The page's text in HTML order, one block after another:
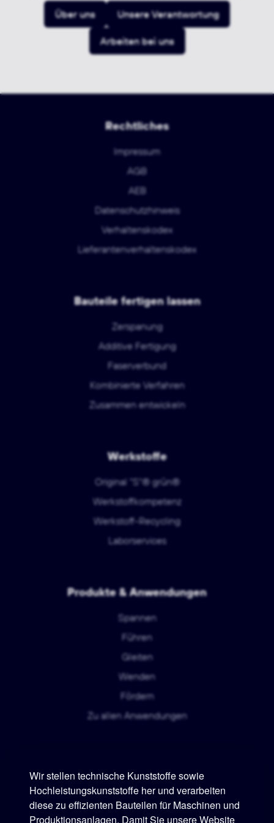
Wir stellen technische Kunststoffe sowie
Hochleistungskunststoffe her und verarbeiten
diese zu effizienten Bauteilen für Maschinen und
Produktionsanlagen. Damit Sie unsere Website
Über uns
Unsere Verantwortung
Arbeiten bei uns
Rechtliches
Impressum
AGB
AEB
Datenschutzhinweis
Verhaltenskodex
Lieferantenverhaltenskodex
Bauteile fertigen lassen
Zerspanung
Additive Fertigung
Faserverbund
Kombinierte Verfahren
Zusammen entwickeln
Werkstoffe
Original "S"® grün®
Werkstoffkompetenz
Werkstoff-Recycling
Laborservices
Produkte & Anwendungen
Spannen
Führen
Gleiten
Wenden
Fördern
Zu allen Anwendungen
Murtfeldt